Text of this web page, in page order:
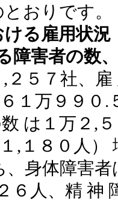
おりです。
ける雇用状況
障害者の数
５７社、雇
１万９９０
は１万２,
,１８０人
、身体障害
６人、精 神